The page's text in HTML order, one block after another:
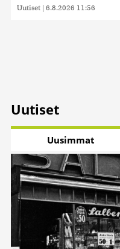
Uutiset | 6.8.2026 11:56
Uutiset
Uusimmat